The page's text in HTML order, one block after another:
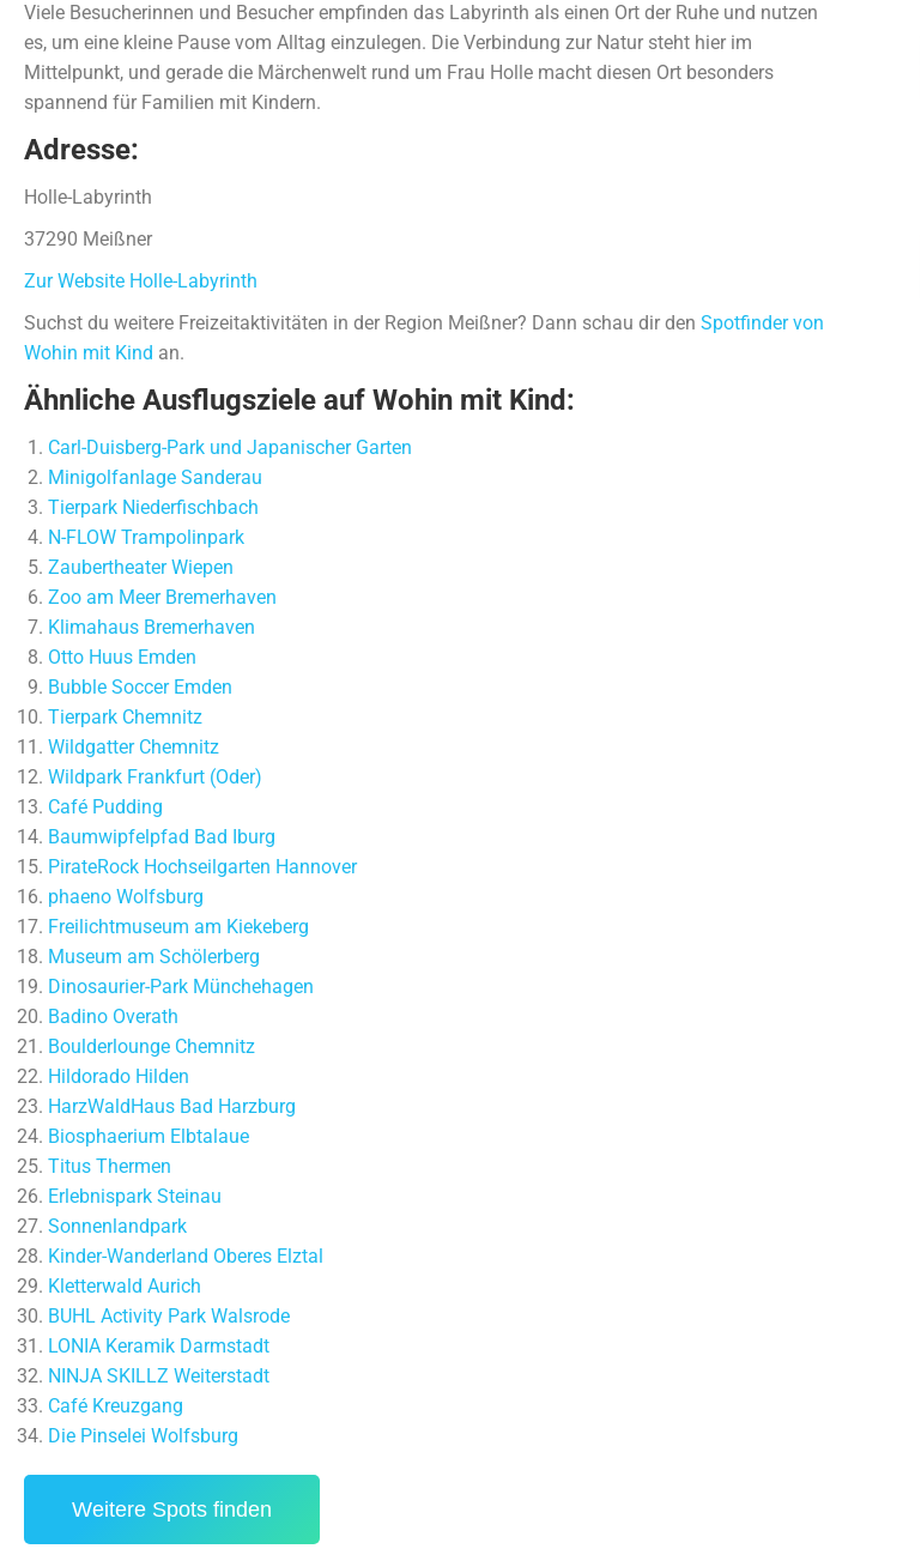
Viele Besucherinnen und Besucher empfinden das Labyrinth als einen Ort der Ruhe und nutzen
es, um eine kleine Pause vom Alltag einzulegen. Die Verbindung zur Natur steht hier im
Mittelpunkt, und gerade die Märchenwelt rund um Frau Holle macht diesen Ort besonders
spannend für Familien mit Kindern.
Adresse:
Holle-Labyrinth
37290 Meißner
Zur Website Holle-Labyrinth
Suchst du weitere Freizeitaktivitäten in der Region Meißner? Dann schau dir den Spotfinder von
Wohin mit Kind an.
Ähnliche Ausflugsziele auf Wohin mit Kind:
Carl-Duisberg-Park und Japanischer Garten
Minigolfanlage Sanderau
Tierpark Niederfischbach
N-FLOW Trampolinpark
Zaubertheater Wiepen
Zoo am Meer Bremerhaven
Klimahaus Bremerhaven
Otto Huus Emden
Bubble Soccer Emden
Tierpark Chemnitz
Wildgatter Chemnitz
Wildpark Frankfurt (Oder)
Café Pudding
Baumwipfelpfad Bad Iburg
PirateRock Hochseilgarten Hannover
phaeno Wolfsburg
Freilichtmuseum am Kiekeberg
Museum am Schölerberg
Dinosaurier-Park Münchehagen
Badino Overath
Boulderlounge Chemnitz
Hildorado Hilden
HarzWaldHaus Bad Harzburg
Biosphaerium Elbtalaue
Titus Thermen
Erlebnispark Steinau
Sonnenlandpark
Kinder-Wanderland Oberes Elztal
Kletterwald Aurich
BUHL Activity Park Walsrode
LONIA Keramik Darmstadt
NINJA SKILLZ Weiterstadt
Café Kreuzgang
Die Pinselei Wolfsburg
Weitere Spots finden